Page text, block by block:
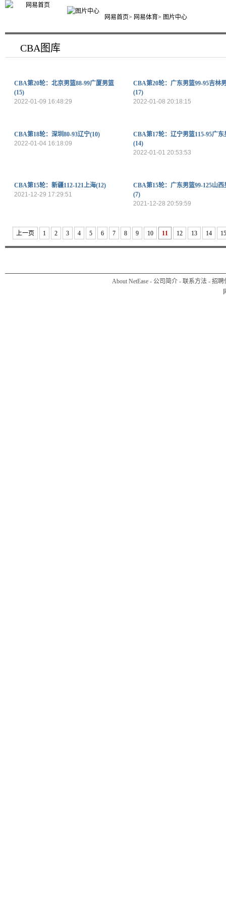
网易首页> 网易体育> 图片中心
CBA图库
CBA第20轮：北京男篮88-99广厦男篮
(15)
2022-01-09 16:48:29
CBA第20轮：广东男篮99-95吉林
(17)
2022-01-08 20:18:15
CBA第18轮：深圳80-93辽宁(10)
2022-01-04 16:18:09
CBA第17轮：辽宁男篮115-95广东
(14)
2022-01-01 20:53:53
CBA第15轮：新疆112-121上海(12)
2021-12-29 17:29:51
CBA第15轮：广东男篮99-125山西
(7)
2021-12-28 20:59:59
上一页 1 2 3 4 5 6 7 8 9 10 11 12 13 14 15
About NetEase - 公司简介 - 联系方法 - 招聘